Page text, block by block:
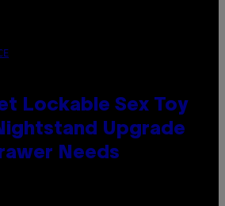
Lockable Sex Toy
Upgrade
Needs